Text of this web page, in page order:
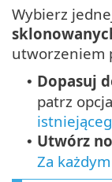
Wybierz
utworzeniem
• Dopasuj
patrz opcja
• Utwórz
Za